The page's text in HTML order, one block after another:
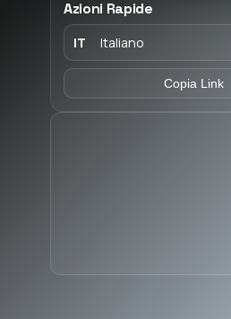
Azioni Rapide
IT Italiano
Copia Link